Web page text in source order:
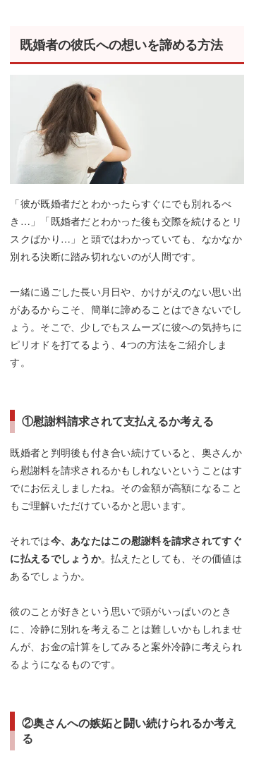
既婚者の彼氏への想いを諦める方法
「彼が既婚者だとわかったらすぐにでも別れるべ
き…」「既婚者だとわかった後も交際を続けるとリ
スクばかり…」と頭ではわかっていても、なかなか
別れる決断に踏み切れないのが人間です。
一緒に過ごした長い月日や、かけがえのない思い出
があるからこそ、簡単に諦めることはできないでし
ょう。そこで、少しでもスムーズに彼への気持ちに
ピリオドを打てるよう、4つの方法をご紹介しま
す。
①慰謝料請求されて支払えるか考える
既婚者と判明後も付き合い続けていると、奥さんか
ら慰謝料を請求されるかもしれないということはす
でにお伝えしましたね。その金額が高額になること
もご理解いただけているかと思います。
それでは今、あなたはこの慰謝料を請求されてすぐ
に払えるでしょうか。払えたとしても、その価値は
あるでしょうか。
彼のことが好きという思いで頭がいっぱいのとき
に、冷静に別れを考えることは難しいかもしれませ
んが、お金の計算をしてみると案外冷静に考えられ
るようになるものです。
②奥さんへの嫉妬と闘い続けられるか考え
る